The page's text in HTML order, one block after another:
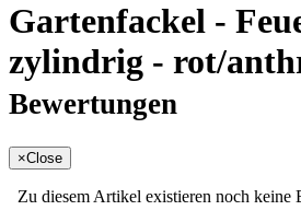
Gartenfackel -
zylindrig - rot/
Bewertungen
×Close
Zu diesem Artikel existieren noch keine